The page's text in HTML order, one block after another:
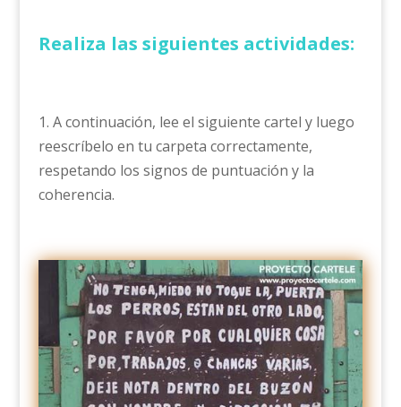
Realiza las siguientes actividades:
1. A continuación, lee el siguiente cartel y luego
reescríbelo en tu carpeta correctamente,
respetando los signos de puntuación y la
coherencia.